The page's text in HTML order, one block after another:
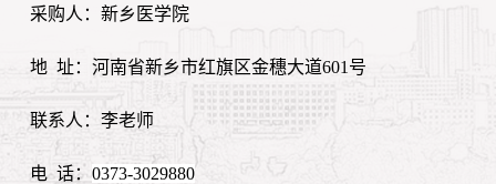
采购人：新乡医学院
地 址： 河南省新乡市红旗区金穗大道601号
联系人：李老师
电 话： 0373-3029880